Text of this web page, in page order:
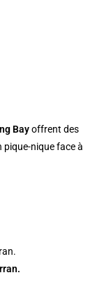
Bayoffrent des
pique-nique face à